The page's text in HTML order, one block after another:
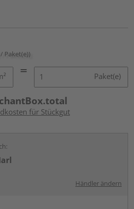
Paket(e))
Paket(e)
für Stückgut
Händler ändern